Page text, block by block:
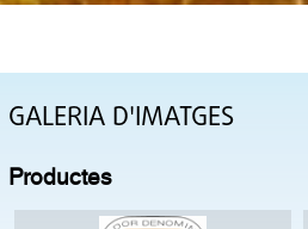
GALERIA D'IMATGES
Productes